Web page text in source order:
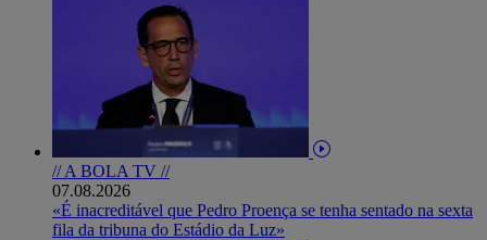
// A BOLA TV //
07.08.2026
«É inacreditável que Pedro Proença se tenha sentado na sexta
fila da tribuna do Estádio da Luz»